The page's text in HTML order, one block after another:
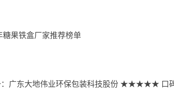
糖果铁盒厂家推荐榜单
：广东大地伟业环保包装科技股份 ★★★★★ 口